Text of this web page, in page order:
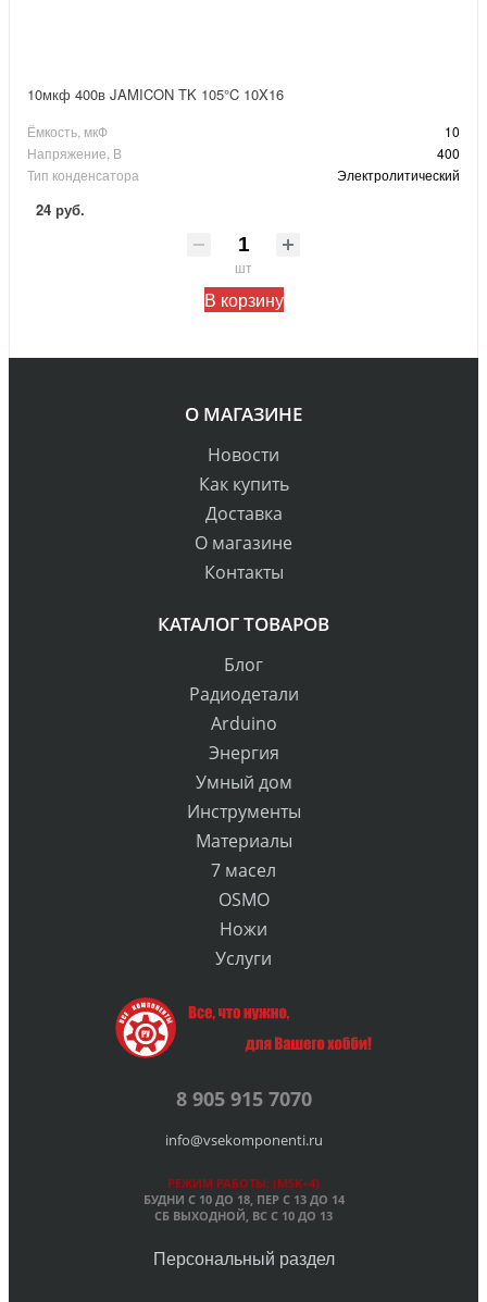
10мкф 400в JAMICON TK 105°C 10X16
Ёмкость, мкФ
10
Напряжение, В
400
Тип конденсатора
Электролитический
24 руб.
шт
В корзину
О МАГАЗИНЕ
Новости
Как купить
Доставка
О магазине
Контакты
КАТАЛОГ ТОВАРОВ
Блог
Радиодетали
Arduino
Энергия
Умный дом
Инструменты
Материалы
7 масел
OSMO
Ножи
Услуги
8 905 915 7070
info@vsekomponenti.ru
РЕЖИМ РАБОТЫ: (MSK+4)
БУДНИ С 10 ДО 18, ПЕРС 13 ДО 14
СБ ВЫХОДНОЙ, ВС С 10 ДО 13
Персональный раздел